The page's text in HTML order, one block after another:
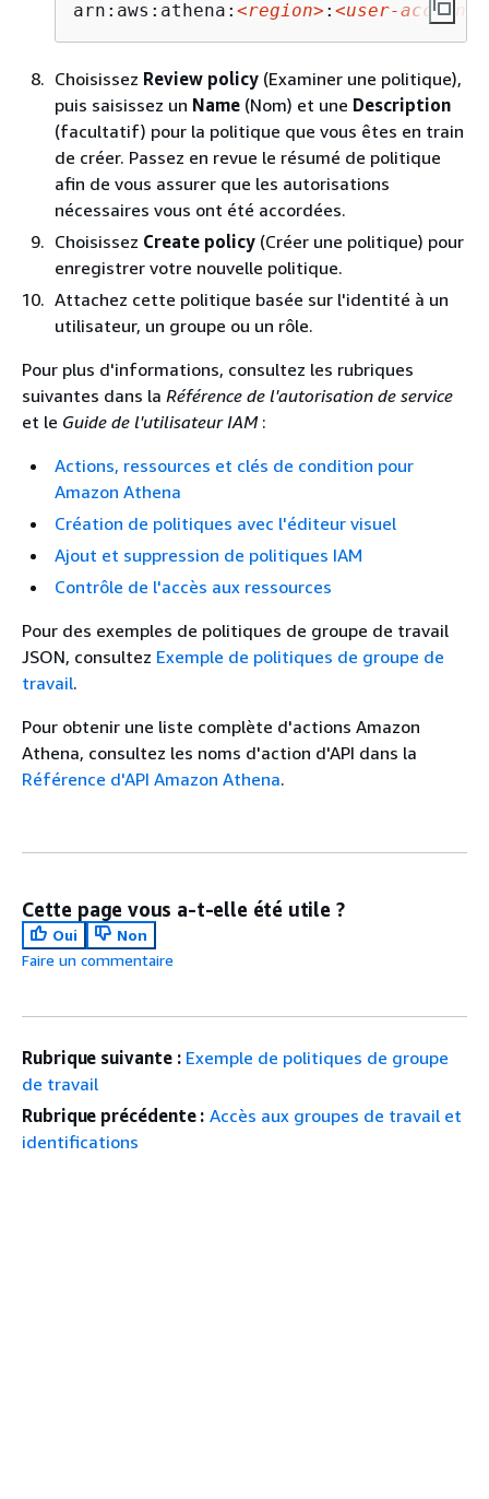
arn:aws:athena: <region> : <user-account>
Choisissez Review policy (Examiner une politique),
puis saisissez un Name (Nom) et une Description
(facultatif) pour la politique que vous êtes en train
de créer. Passez en revue le résumé de politique
afin de vous assurer que les autorisations
nécessaires vous ont été accordées.
Choisissez Create policy (Créer une politique) pour
enregistrer votre nouvelle politique.
Attachez cette politique basée sur l'identité à un
utilisateur, un groupe ou un rôle.
Pour plus d'informations, consultez les rubriques
suivantes dans la Référence de l'autorisation de service
et le Guide de l'utilisateur IAM:
Actions, ressources et clés de condition pour
Amazon Athena
Création de politiques avec l'éditeur visuel
Ajout et suppression de politiques IAM
Contrôle de l'accès aux ressources
Pour des exemples de politiques de groupe de travail
JSON, consultez Exemple de politiques de groupe de
travail.
Pour obtenir une liste complète d'actions Amazon
Athena, consultez les noms d'action d'API dans la
Référence d'API Amazon Athena.
Cette page vous a-t-elle été utile ?
Oui
Non
Faire un commentaire
Rubrique suivante : Exemple de politiques de groupe
de travail
Rubrique précédente : Accès aux groupes de travail et
identifications